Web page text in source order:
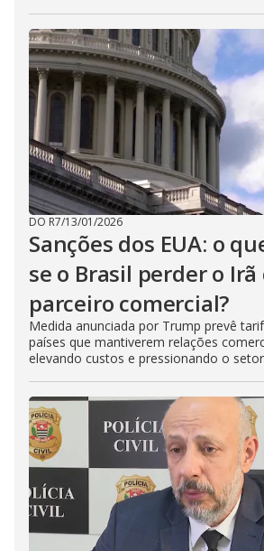
DO R7/13/01/2026
Sanções dos EUA: o
se o Brasil perder o Irã
parceiro comercial?
Medida anunciada por Trump prevê
países que mantiverem relações
elevando custos e pressionando o